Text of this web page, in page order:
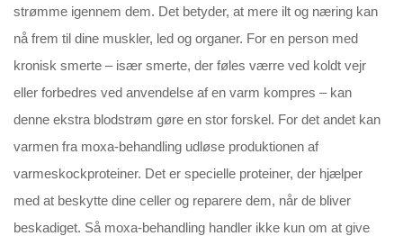
strømme igennem dem. Det betyder, at mere ilt og næring kan
nå frem til dine muskler, led og organer. For en person med
kronisk smerte – især smerte, der føles værre ved koldt vejr
eller forbedres ved anvendelse af en varm kompres – kan
denne ekstra blodstrøm gøre en stor forskel. For det andet kan
varmen fra moxa-behandling udløse produktionen af
varmeskockproteiner. Det er specielle proteiner, der hjælper
med at beskytte dine celler og reparere dem, når de bliver
beskadiget. Så moxa-behandling handler ikke kun om at give